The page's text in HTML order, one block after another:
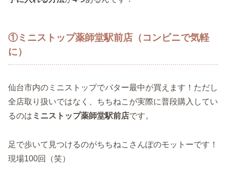
①ミニストップ薬師堂駅前店（コンビニで気軽
に）
仙台市内のミニストップでバター最中が買えます！ただし
全店取り扱いではなく、ちちねこが実際に普段購入してい
るのは ミニストップ薬師堂駅前店です。
足で歩いて見つけるのがちちねこさんぽのモットーです！
現場100回（笑）